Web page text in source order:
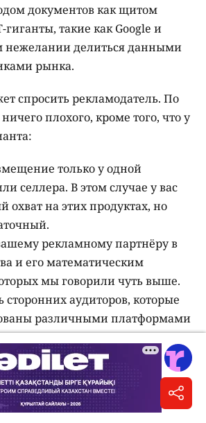
документов как щитом
такие как Google и
нежелании делиться данными
рынка.
спросить рекламодатель. По
плохого, кроме того, что у
только у одной
селлера. В этом случае у вас
охват на этих продуктах, но
рекламному партнёру в
и его математическим
мы говорили чуть выше.
сторонних аудиторов, которые
различными платформами
Да, это непросто,
что, в конечном счёте, повышает
без того недешёвое размещение в
(по нашим оценкам,
в интернете как минимум в три